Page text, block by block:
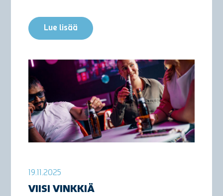
Lue lisää
19.11.2025
VIISI VINKKIÄ